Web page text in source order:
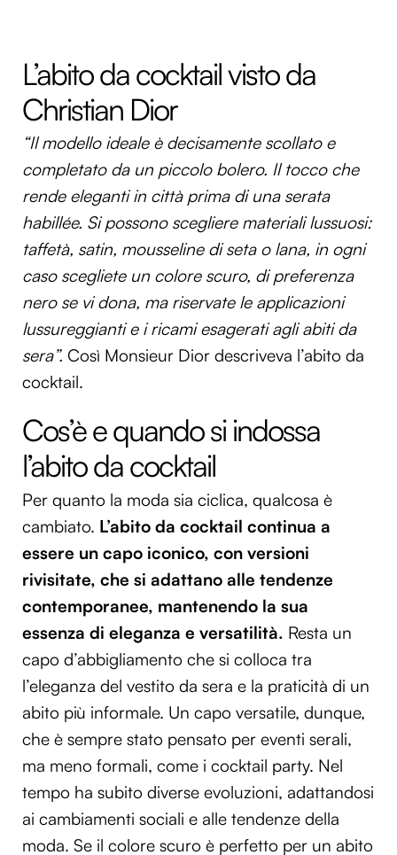
L’abito da cocktail visto da
Christian Dior
“Il modello ideale è decisamente scollato e
completato da un piccolo bolero. Il tocco che
rende eleganti in città prima di una serata
habillée. Si possono scegliere materiali lussuosi:
taffetà, satin, mousseline di seta o lana, in ogni
caso scegliete un colore scuro, di preferenza
nero se vi dona, ma riservate le applicazioni
lussureggianti e i ricami esagerati agli abiti da
sera”. Così Monsieur Dior descriveva l’abito da
cocktail.
Cos’è e quando si indossa
l’abito da cocktail
Per quanto la moda sia ciclica, qualcosa è
cambiato. L’abito da cocktail continua a
essere un capo iconico, con versioni
rivisitate, che si adattano alle tendenze
contemporanee, mantenendo la sua
essenza di eleganza e versatilità. Resta un
capo d’abbigliamento che si colloca tra
l’eleganza del vestito da sera e la praticità di un
abito più informale. Un capo versatile, dunque,
che è sempre stato pensato per eventi serali,
ma meno formali, come i cocktail party. Nel
tempo ha subito diverse evoluzioni, adattandosi
ai cambiamenti sociali e alle tendenze della
moda. Se il colore scuro è perfetto per un abito